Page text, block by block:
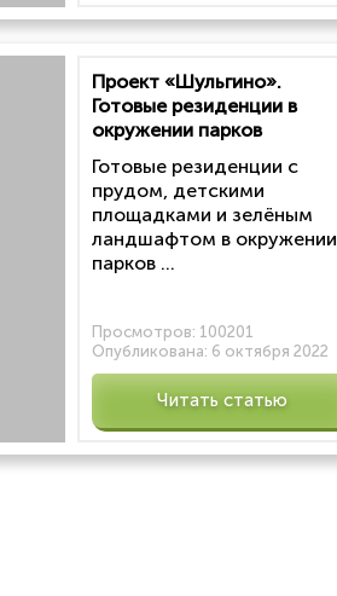
Проект «Шульгино».
Готовые резиденции в
окружении парков
Готовые резиденции с
прудом, детскими
площадками и зелёным
ландшафтом в окружении
парков ...
Просмотров: 100201
Опубликована: 6 октября 2022
Читать статью